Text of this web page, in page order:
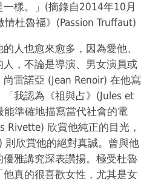
樣。」(摘錄自2014年10月
情杜魯福》(Passion Truffaut)
人也愈來愈多，因為愛他、
，不論是導演、男女演員或
雷諾亞 (Jean Renoir) 在他寫
我認為《祖與占》(Jules et
能準確地描寫當代社會的電
Rivette) 欣賞他純正的目光，
則欣賞他的絕對真誠。曾與他
雅講究深表讚揚。極受杜魯
真的很喜歡女性，尤其是女